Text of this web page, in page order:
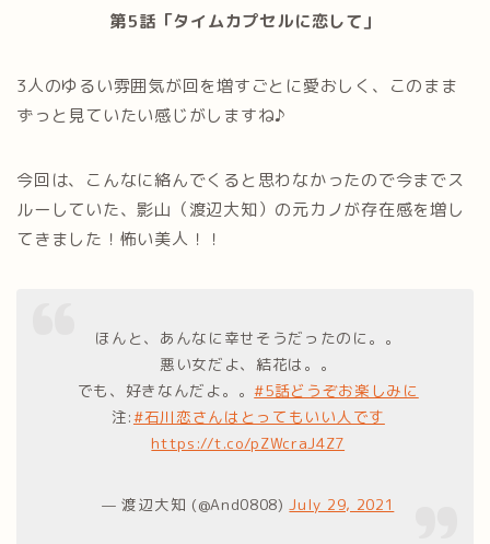
第5話「タイムカプセルに恋して」
3人のゆるい雰囲気が回を増すごとに愛おしく、このまま
ずっと見ていたい感じがしますね♪
今回は、こんなに絡んでくると思わなかったので今までス
ルーしていた、影山（渡辺大知）の元カノが存在感を増し
てきました！怖い美人！！
ほんと、あんなに幸せそうだったのに。。
悪い女だよ、結花は。。
でも、好きなんだよ。。#5話どうぞお楽しみに
注:#石川恋さんはとってもいい人です
https://t.co/pZWcraJ4Z7
— 渡辺大知 (@And0808)July 29, 2021